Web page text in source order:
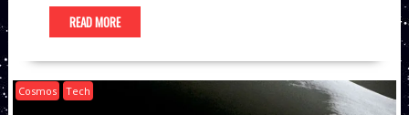
READ MORE
Cosmos Tech